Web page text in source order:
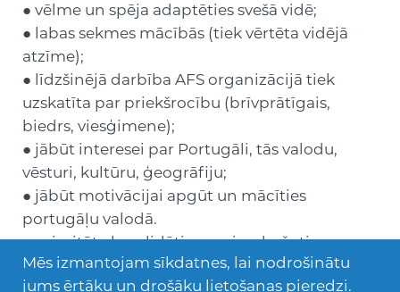
● vēlme un spēja adaptēties svešā vidē;
● labas sekmes mācībās (tiek vērtēta vidējā
atzīme);
● līdzšinējā darbība AFS organizācijā tiek
uzskatīta par priekšrocību (brīvprātīgais,
biedrs, viesģimene);
● jābūt interesei par Portugāli, tās valodu,
vēsturi, kultūru, ģeogrāfiju;
● jābūt motivācijai apgūt un mācīties
portugāļu valodā.
● prioritāte kandidātiem ar ierobežotiem
sociāli-ekonomiskiem apstākļiem.
Mēs izmantojam sīkdatnes, lai nodrošinātu
jums ērtāku un drošāku lietošanas pieredzi.